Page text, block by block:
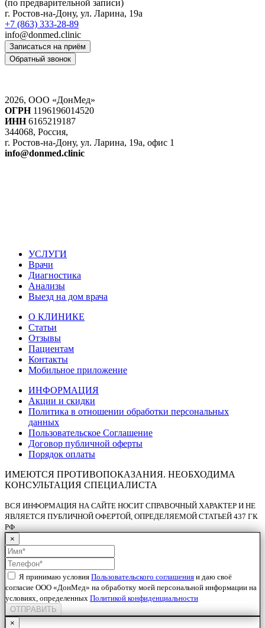
(по предварительной записи)
г. Ростов-на-Дону, ул. Ларина, 19а
+7 (863) 333-28-89
info@donmed.clinic
Записаться на приём
Обратный звонок
2026, ООО «ДонМед»
ОГРН1196196014520
ИНН6165219187
344068, Россия,
г. Ростов-на-Дону, ул. Ларина, 19а, офис 1
info@donmed.clinic
УСЛУГИ
Врачи
Диагностика
Анализы
Выезд на дом врача
О КЛИНИКЕ
Статьи
Отзывы
Пациентам
Контакты
Мобильное приложение
ИНФОРМАЦИЯ
Акции и скидки
Политика в отношении обработки персональных
данных
Пользовательское Соглашение
Договор публичной оферты
Порядок оплаты
ИМЕЮТСЯ ПРОТИВОПОКАЗАНИЯ. НЕОБХОДИМА
КОНСУЛЬТАЦИЯ СПЕЦИАЛИСТА
ВСЯ ИНФОРМАЦИЯ НА САЙТЕ НОСИТ СПРАВОЧНЫЙ ХАРАКТЕР И НЕ
ЯВЛЯЕТСЯ ПУБЛИЧНОЙ ОФЕРТОЙ, ОПРЕДЕЛЯЕМОЙ СТАТЬЕЙ 437 ГК
РФ
×
Я принимаю условия Пользовательского соглашения и даю своё
согласие ООО «ДонМед» на обработку моей персональной информации на
условиях, определенных Политикой конфиденциальности
ОТПРАВИТЬ
×